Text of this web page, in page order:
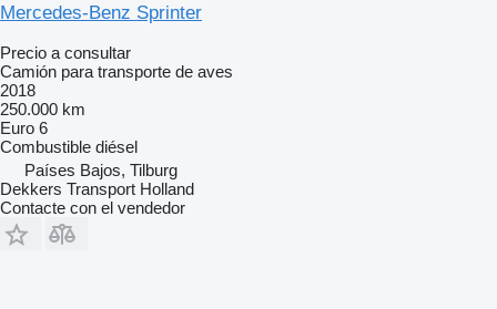
Mercedes-Benz Sprinter
Precio a consultar
Camión para transporte de aves
2018
250.000 km
Euro 6
Combustible diésel
Países Bajos, Tilburg
Dekkers Transport Holland
Contacte con el vendedor